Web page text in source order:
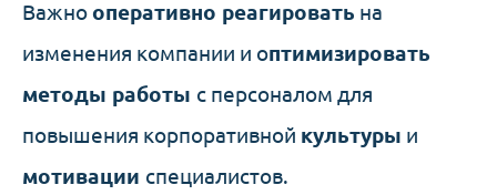
Важно оперативно реагировать на
изменения компании и оптимизировать
методы работы с персоналом для
повышения корпоративной культуры и
мотивации специалистов.